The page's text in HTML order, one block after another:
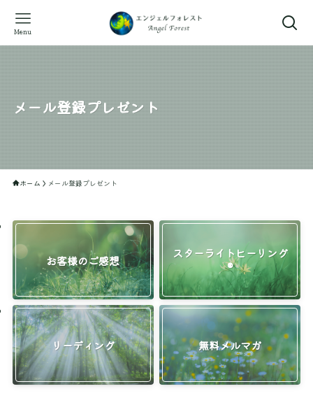
Menu
メール登録プレゼント
ホーム メール登録プレゼント
お客様のご感想
スターライトヒーリング
®
リーディング 無料メルマガ